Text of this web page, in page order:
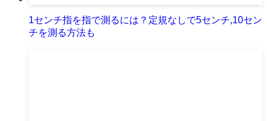
1センチ指を指で測るには？定規なしで5センチ,10セン
チを測る方法も